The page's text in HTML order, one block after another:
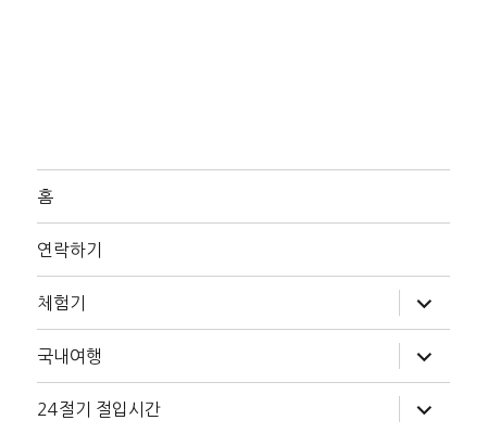
홈
연락하기
체험기
위
메
확
장
국내여행
위
메
확
24절기 절입시간
위